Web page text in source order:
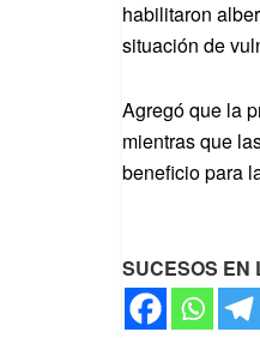
habilitaron
situación de
Agregó que la
mientras que
beneficio para
SUCESOS EN